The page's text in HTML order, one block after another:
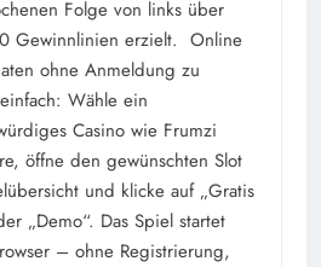
Folge von links über
Gewinnlinien erzielt. Online
ohne Anmeldung zu
Wähle ein
Casino wie Frumzi
öffne den gewünschten Slot
und klicke auf „Gratis
„Demo“. Das Spiel startet
– ohne Registrierung,